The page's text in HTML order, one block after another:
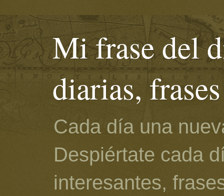
Mi frase del
diarias,
Cada día una
Despiértate cada
interesantes,